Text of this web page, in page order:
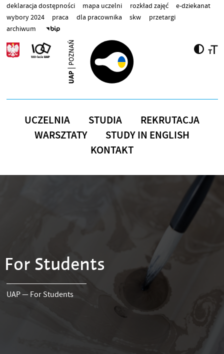
Przejdź do treści
deklaracja dostępności mapa uczelni rozkład zajęć
e-dziekanat
wybory 2024
praca dla pracownika skw
przetargi
archiwum
UCZELNIA STUDIA
REKRUTACJA
WARSZTATY
STUDY IN ENGLISH
KONTAKT
For Students
UAP— For Students